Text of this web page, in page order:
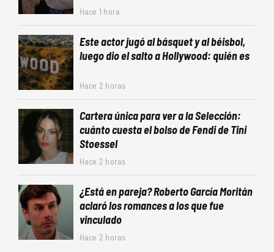
Hace 1 hora
Este actor jugó al básquet y al béisbol,
luego dio el salto a Hollywood: quién es
Hace 2 horas
Cartera única para ver a la Selección:
cuánto cuesta el bolso de Fendi de Tini
Stoessel
Hace 2 horas
¿Está en pareja? Roberto García Moritán
aclaró los romances a los que fue
vinculado
Hace 2 horas